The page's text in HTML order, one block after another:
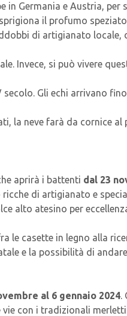
Germania e Austria,
il profumo
di artigianato
Invece, si può vivere
Gli echi arrivano
la neve farà da cornice
aprirà i battenti dal 23
di artigianato e
alto atesino per
le casette in legno alla
e la possibilità di
al 6 gennaio 2024.
con i tradizionali